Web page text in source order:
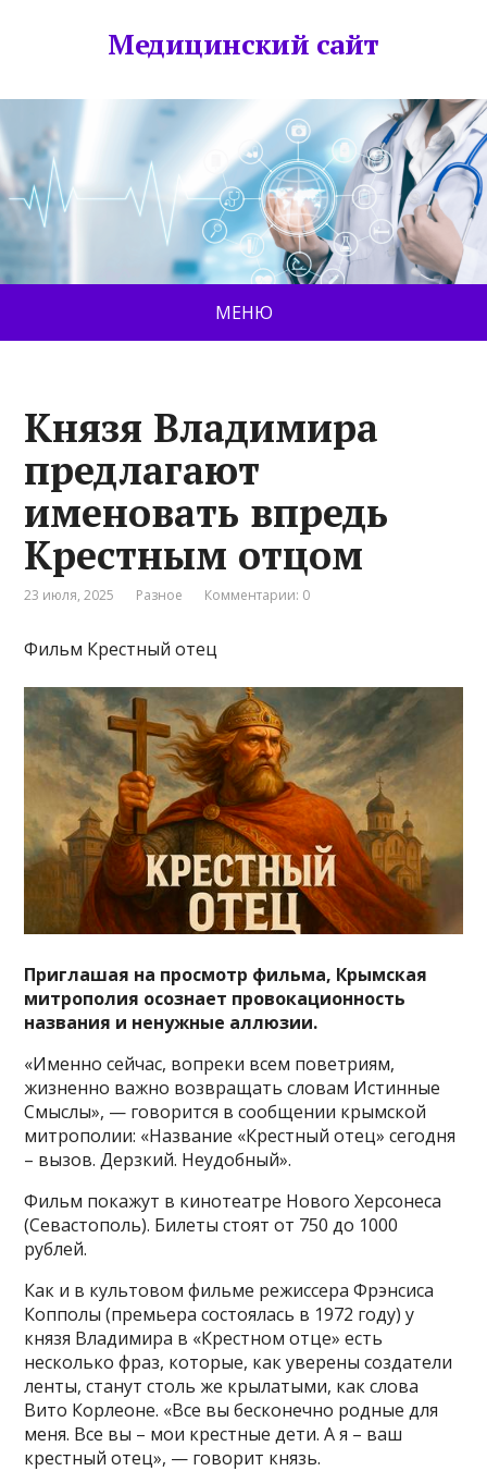
Медицинский сайт
МЕНЮ
Князя Владимира
предлагают
именовать впредь
Крестным отцом
23 июля, 2025 Разное Комментарии: 0
Фильм Крестный отец
Приглашая на просмотр фильма, Крымская
митрополия осознает провокационность
названия и ненужные аллюзии.
«Именно сейчас, вопреки всем поветриям,
жизненно важно возвращать словам Истинные
Смыслы», — говорится в сообщении крымской
митрополии: «Название «Крестный отец» сегодня
– вызов. Дерзкий. Неудобный».
Фильм покажут в кинотеатре Нового Херсонеса
(Севастополь). Билеты стоят от 750 до 1000
рублей.
Как и в культовом фильме режиссера Фрэнсиса
Копполы (премьера состоялась в 1972 году) у
князя Владимира в «Крестном отце» есть
несколько фраз, которые, как уверены создатели
ленты, станут столь же крылатыми, как слова
Вито Корлеоне. «Все вы бесконечно родные для
меня. Все вы – мои крестные дети. А я – ваш
крестный отец», — говорит князь.